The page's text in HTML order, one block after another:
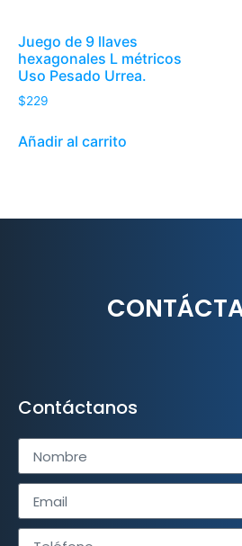
Juego de 9 llaves
hexagonales L métricos
Uso Pesado Urrea.
$229
Añadir al carrito
Contáctanos